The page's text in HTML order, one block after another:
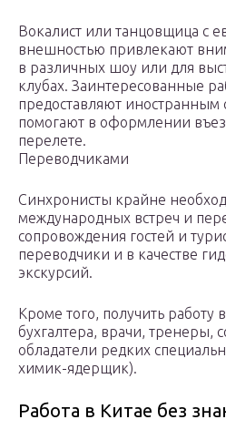
Вокалист или танцовщица с
внешностью привлекают
в различных шоу или для
клубах. Заинтересованные
предоставляют иностранным
помогают в оформлении
перелете.
Переводчиками
Синхронисты крайне
международных встреч и
сопровождения гостей и
переводчики и в качестве
экскурсий.
Кроме того, получить работу
бухгалтера, врачи, тренеры,
обладатели редких
химик-ядерщик).
Работа в Китае без